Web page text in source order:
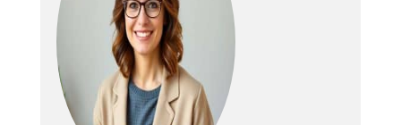
Apple Siri